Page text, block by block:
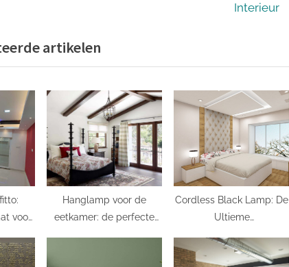
o
t
:
Interieur
artikelen
voor
Hanglamp voor de
eetkamer: de perfecte
Cordless Black Lamp: De
Ultieme
voor Een Stijlvol Interieur